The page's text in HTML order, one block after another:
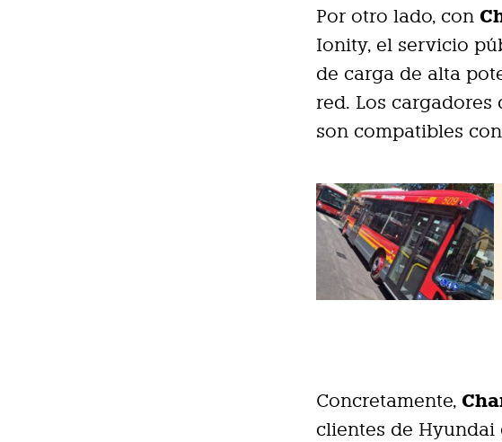
Por otro lado, con
Ionity, el servicio
de carga de alta
red. Los cargadores
son compatibles
Concretamente,
clientes de Hyundai